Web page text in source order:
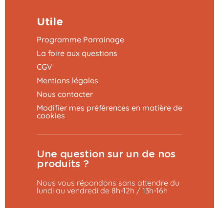
Utile
Programme Parrainage
La foire aux questions
CGV
Mentions légales
Nous contacter
Modifier mes préférences en matière de
cookies
Une question sur un de nos
produits ?
Nous vous répondons sans attendre du
lundi au vendredi de 8h-12h / 13h-16h